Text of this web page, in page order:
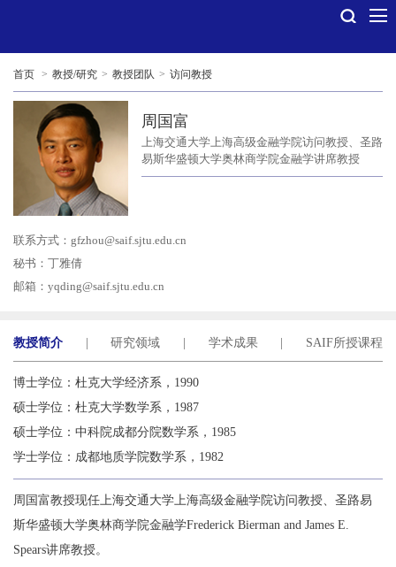
首页 > 教授/研究 > 教授团队 > 访问教授
周国富
上海交通大学上海高级金融学院访问教授、圣路
易斯华盛顿大学奥林商学院金融学讲席教授
联系方式： gfzhou@saif.sjtu.edu.cn
秘书：丁雅倩
邮箱： yqding@saif.sjtu.edu.cn
教授简介 研究领域 学术成果 SAIF所授课程
博士学位：杜克大学经济系，1990
硕士学位：杜克大学数学系，1987
硕士学位：中科院成都分院数学系，1985
学士学位：成都地质学院数学系，1982
周国富教授现任上海交通大学上海高级金融学院访问教授、圣路易
斯华盛顿大学奥林商学院金融学Frederick Bierman and James E.
Spears讲席教授。